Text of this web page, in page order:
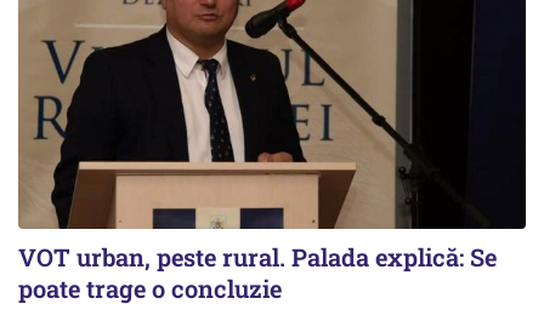
VOT urban, peste rural. Palada explică: Se
poate trage o concluzie